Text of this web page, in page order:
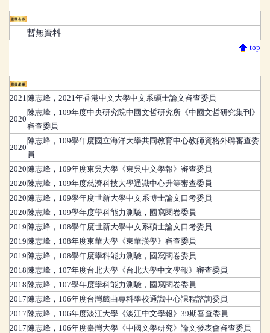
暫無資料
top
2021 陳志峰 ， 2021年香港中文大學中文系碩士論文審查委員
2020
陳志峰 ， 109年度中央研究院中國文哲研究所《中國文哲研究集刊》
審查委員
2020
陳志峰 ， 109學年度國立海洋大學共同教育中心教師資格外聘審查委
員
2020 陳志峰 ， 109年度東吳大學《東吳中文學報》審查委員
2020 陳志峰 ， 109年度慈濟科技大學通識中心升等審查委員
2020 陳志峰 ， 109學年度世新大學中文系博士論文口考委員
2020 陳志峰 ， 109學年度學科能力測驗，國寫閱卷委員
2019 陳志峰 ， 108學年度世新大學中文系碩士論文口考委員
2019 陳志峰 ， 108年度東華大學《東華漢學》審查委員
2019 陳志峰 ， 108學年度學科能力測驗，國寫閱卷委員
2018 陳志峰 ， 107年度台北大學《台北大學中文學報》審查委員
2018 陳志峰 ， 107學年度學科能力測驗，國寫閱卷委員
2017 陳志峰 ， 106年度台灣戲曲專科學校通識中心課程諮詢委員
2017 陳志峰 ， 106年度淡江大學《淡江中文學報》39期審查委員
2017 陳志峰 ， 106年度臺灣大學《中國文學研究》論文發表會審查委員